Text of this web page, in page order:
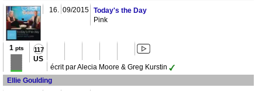
16. 09/2015 Today's the Day
Pink
1 pts
117
US
écrit par Alecia Moore & Greg Kurstin
Ellie Goulding